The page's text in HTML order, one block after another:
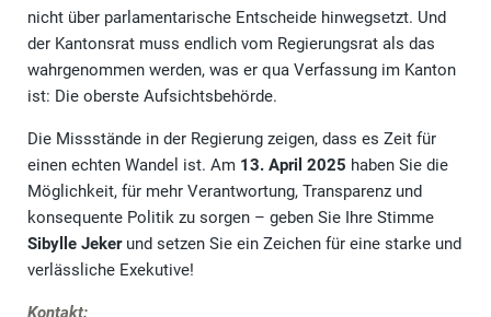
nicht über parlamentarische Entscheide hinwegsetzt. Und
der Kantonsrat muss endlich vom Regierungsrat als das
wahrgenommen werden, was er qua Verfassung im Kanton
ist: Die oberste Aufsichtsbehörde.
Die Missstände in der Regierung zeigen, dass es Zeit für
einen echten Wandel ist. Am 13. April 2025 haben Sie die
Möglichkeit, für mehr Verantwortung, Transparenz und
konsequente Politik zu sorgen – geben Sie Ihre Stimme
Sibylle Jekerund setzen Sie ein Zeichen für eine starke und
verlässliche Exekutive!